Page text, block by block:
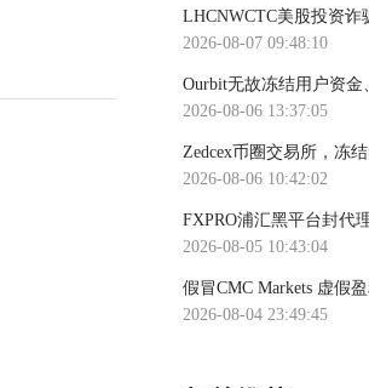
LHCNWCTC美股投资诈
2026-08-07 09:48:10
Ourbit无故冻结用户资金
2026-08-06 13:37:05
Zedcex币圈交易所，冻
2026-08-06 10:42:02
FXPRO浦汇黑平台封代
2026-08-05 10:43:04
假冒CMC Markets 虚假
2026-08-04 23:49:45